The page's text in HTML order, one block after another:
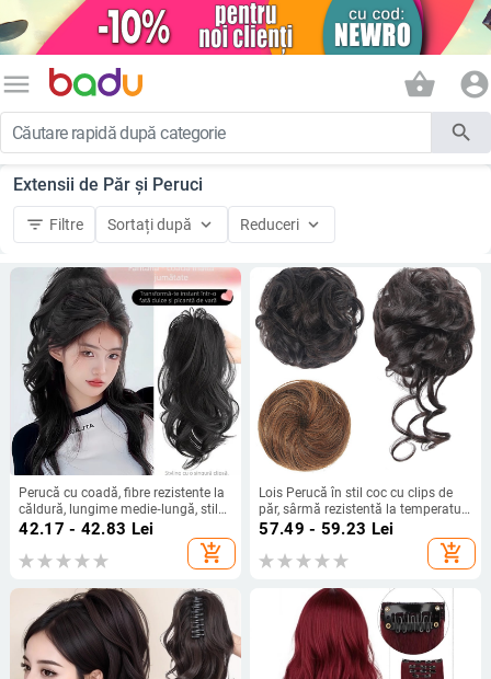
menu shopping_basket account_circle
search
Extensii de Păr și Peruci
filter_list Filtre Sortați după keyboard_arrow_down Reduceri keyboard_arrow_down
Perucă cu coadă, fibre rezistente la
căldură, lungime medie‑lungă, stil
natural de tip curs de cascadă cu
bucle, model coadă cascadă, nu
poate fi vopsită sau îndreptată
42.17 - 42.83 Lei
add_shopping_cart
Lois Perucă în stil coc cu clips de
păr, sârmă rezistentă la temperaturi
înalte, opțiuni de clips: clip mic sau
clip mare, nu este compatibilă cu
vopsirea cu vopsea fierbinte
57.49 - 59.23 Lei
add_shopping_cart